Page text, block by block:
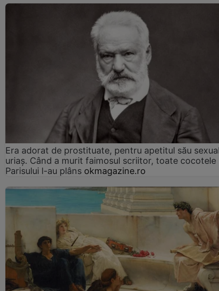
Era adorat de prostituate, pentru apetitul său
uriaș. Când a murit faimosul scriitor, toate cocotele
Parisului l-au plâns okmagazine.ro